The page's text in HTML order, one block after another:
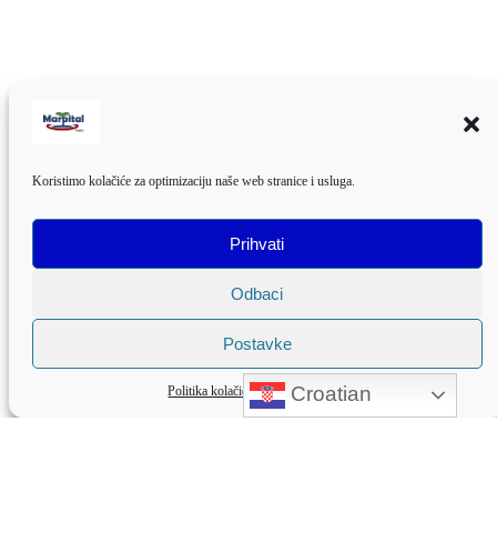
Koristimo kolačiće za optimizaciju naše web stranice i usluga.
Prihvati
Odbaci
Postavke
Politika kolačićaZaštita privatnosti
Croatian